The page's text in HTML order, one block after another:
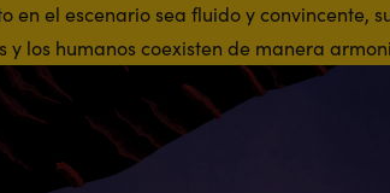
en el escenario sea fluido y convincente,
y los humanos coexisten de manera